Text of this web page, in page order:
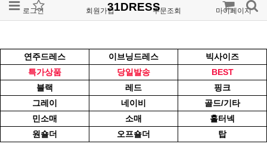
로그인 회원가입 주문조회 마이페이지
31DRESS
연주드레스 이브닝드레스
빅사이즈
특가상품
당일발송
BEST
블랙
레드
핑크
그레이
네이비
골드/기타
민소매
소매
홀터넥
원숄더
오프숄더 탑